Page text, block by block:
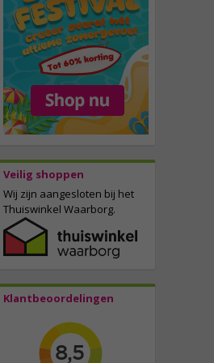
Veilig shoppen
Wij zijn aangesloten bij het
Thuiswinkel Waarborg.
Klantbeoordelingen